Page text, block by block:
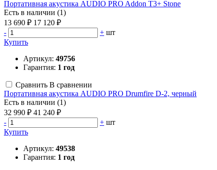
Портативная акустика AUDIO PRO Addon T3+ Stone
Есть в наличии (1)
13 690 ₽ 17 120 ₽
-
+ шт
Купить
Артикул: 49756
Гарантия: 1 год
Сравнить В сравнении
Портативная акустика AUDIO PRO Drumfire D-2, черный
Есть в наличии (1)
32 990 ₽ 41 240 ₽
-
+ шт
Купить
Артикул: 49538
Гарантия: 1 год